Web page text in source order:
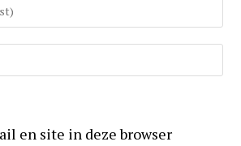
en site in deze browser